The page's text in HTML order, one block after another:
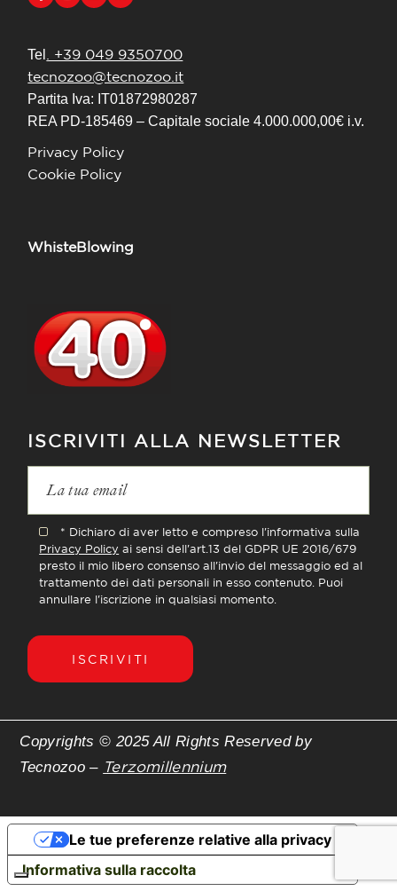
Tel
. +39 049 9350700
tecnozoo@tecnozoo.it
Partita Iva: IT01872980287
REA PD-185469 – Capitale sociale 4.000.000,00€ i.v.
Privacy Policy
Cookie Policy
WhisteBlowing
ISCRIVITI ALLA NEWSLETTER
* Dichiaro di aver letto e compreso l'informativa sulla
Privacy Policy ai sensi dell'art.13 del GDPR UE 2016/679
presto il mio libero consenso all'invio del messaggio ed al
trattamento dei dati personali in esso contenuto. Puoi
annullare l'iscrizione in qualsiasi momento.
ISCRIVITI
Copyrights © 2025 All Rights Reserved by
Tecnozoo – Terzomillennium
Informativa sulla raccolta
Le tue preferenze relative alla privacy